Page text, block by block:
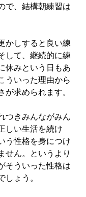
で、結構朝練習は
かしすると良い練
して、継続的に練
休みという日もあ
ういった理由から
求められます。
つきみんながみん
しい生活を続け
う性格を身につけ
せん。というより
そういった性格は
ょう。